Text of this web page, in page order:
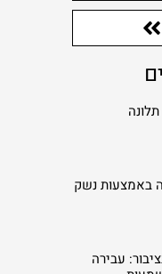
באמצעות נשק
עבירה